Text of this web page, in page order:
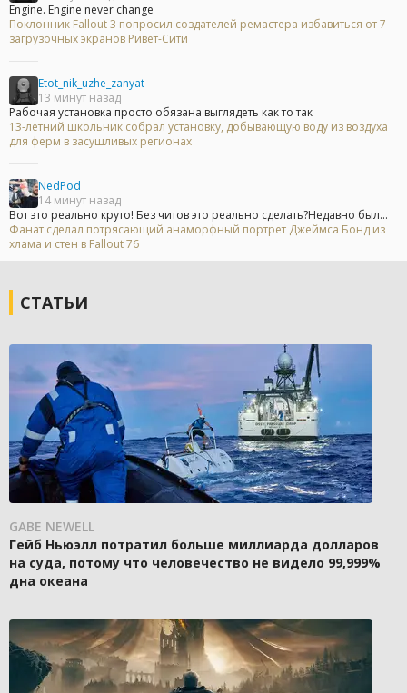
Engine. Engine never change
Поклонник Fallout 3 попросил создателей ремастера избавиться от 7
загрузочных экранов Ривет-Сити
Etot_nik_uzhe_zanyat
13 минут назад
Рабочая установка просто обязана выглядеть как то так
13-летний школьник собрал установку, добывающую воду из воздуха
для ферм в засушливых регионах
NedPod
14 минут назад
Вот это реально круто! Без читов это реально сделать?Недавно был...
Фанат сделал потрясающий анаморфный портрет Джеймса Бонд из
хлама и стен в Fallout 76
СТАТЬИ
GABE NEWELL
Гейб Ньюэлл потратил больше миллиарда долларов
на суда, потому что человечество не видело 99,999%
дна океана